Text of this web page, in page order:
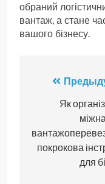
обраний
вантаж, а стане
вашого бізнесу.
записям
Як
покрокова
для